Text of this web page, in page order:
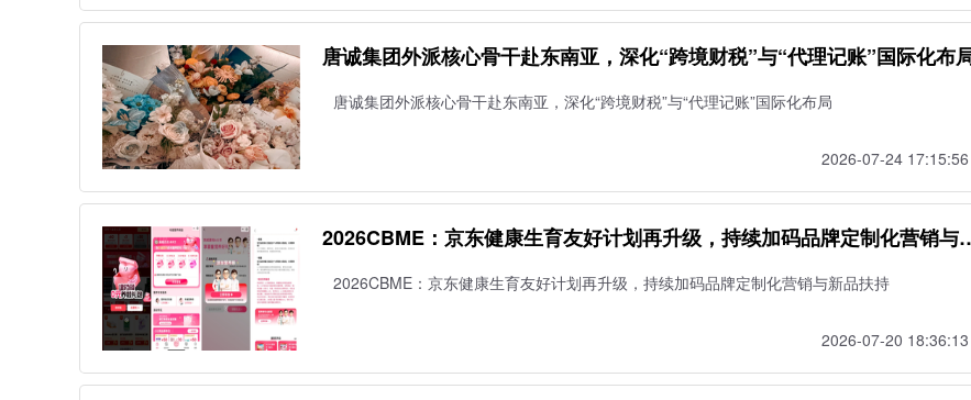
唐诚集团外派核心骨干赴东南亚，深化“跨境财税”与“代理记账”国际化布
唐诚集团外派核心骨干赴东南亚，深化“跨境财税”与“代理记账”国际化布局
2026-07-24 17:15:56
2026CBME：京东健康生育友好计划再升级，持续加码品牌定制化营销与
2026CBME：京东健康生育友好计划再升级，持续加码品牌定制化营销与新品扶持
2026-07-20 18:36:13